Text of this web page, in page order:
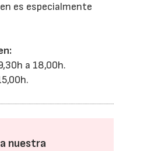
es especialmente
a 18,00h.
nuestra